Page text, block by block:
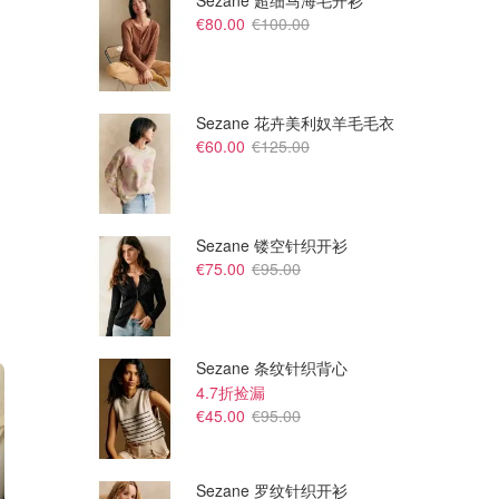
€80.00 €100.00
Sezane 花卉美利奴羊毛毛衣
€60.00 €125.00
Sezane 镂空针织开衫
€75.00 €95.00
Sezane 条纹针织背心
4.7折捡漏
€45.00 €95.00
Sezane 罗纹针织开衫